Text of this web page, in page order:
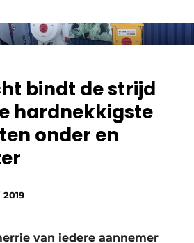
bindt de strijd
hardnekkigste
onder en
van iedere aannemer